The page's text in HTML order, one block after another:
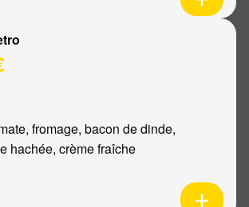
fromage, bacon de dinde,
hachée, crème fraîche